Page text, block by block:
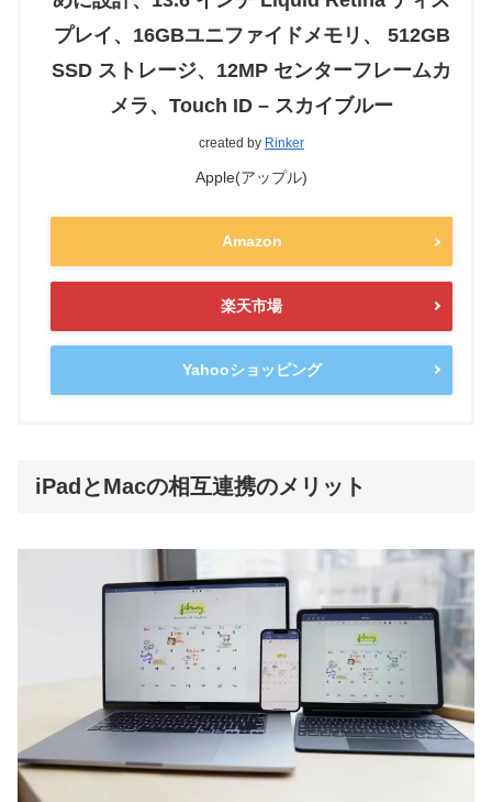
プレイ、16GBユニファイドメモリ、 512GB
SSD ストレージ、12MP センターフレームカ
メラ、Touch ID – スカイブルー
created by Rinker
Apple(アップル)
Amazon
楽天市場
Yahooショッピング
iPadとMacの相互連携のメリット